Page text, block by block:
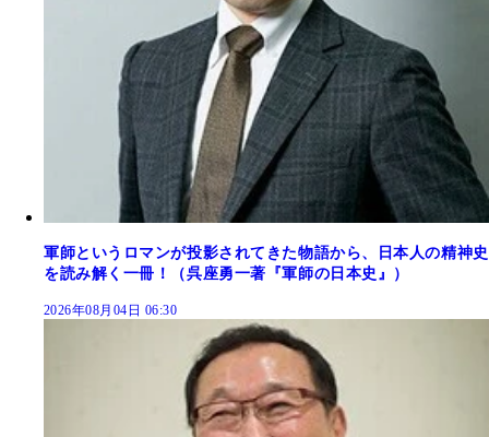
軍師というロマンが投影されてきた物語から、日本人の精神史
を読み解く一冊！（呉座勇一著『軍師の日本史』）
2026年08月04日 06:30